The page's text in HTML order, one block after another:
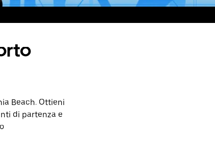
Beach. Ottieni
di partenza e